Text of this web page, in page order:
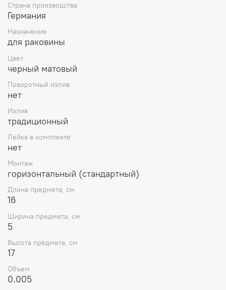
Страна производства
Германия
Назначение
для раковины
Цвет
черный матовый
Поворотный излив
нет
Излив
традиционный
Лейка в комплекте
нет
Монтаж
горизонтальный (стандартный)
Длина предмета, см
16
Ширина предмета, см
5
Высота предмета, см
17
Объем
0.005